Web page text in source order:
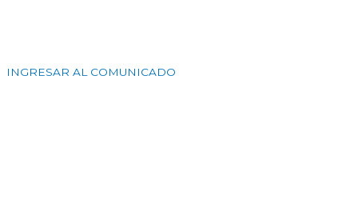
INGRESAR AL COMUNICADO